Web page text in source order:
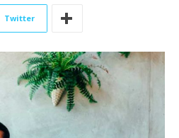
Twitter